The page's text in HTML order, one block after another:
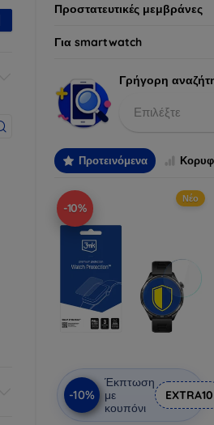
Προστατευτικές μεμβράνες
Για smartwatch
Γρήγορη
Επιλέξτε
Προτεινόμενα
-10%
Νέο
-10%
Έκπτωση
με
κουπόνι
EXTRA10